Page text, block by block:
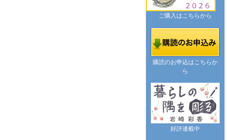
ご購入はこちらから
購読のお申込はこちらか
ら
好評連載中